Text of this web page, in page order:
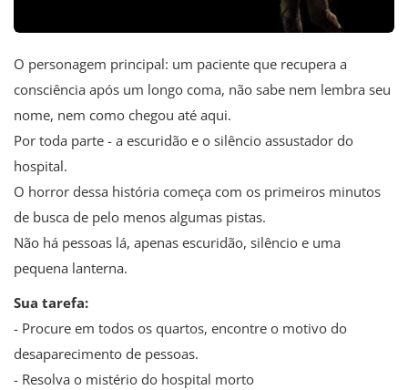
O personagem principal: um paciente que recupera a
consciência após um longo coma, não sabe nem lembra seu
nome, nem como chegou até aqui.
Por toda parte - a escuridão e o silêncio assustador do
hospital.
O horror dessa história começa com os primeiros minutos
de busca de pelo menos algumas pistas.
Não há pessoas lá, apenas escuridão, silêncio e uma
pequena lanterna.
Sua tarefa:
- Procure em todos os quartos, encontre o motivo do
desaparecimento de pessoas.
- Resolva o mistério do hospital morto